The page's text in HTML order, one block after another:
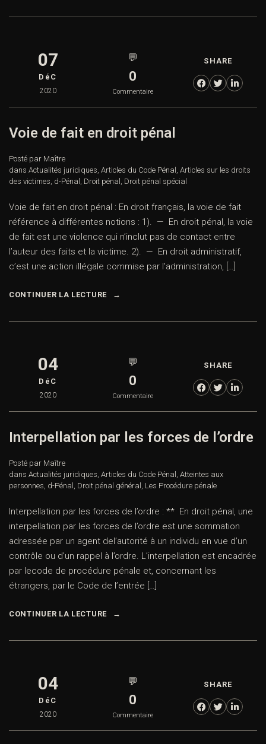
07
DéC
2020
💬
0
Commentaire
SHARE
Voie de fait en droit pénal
Posté par Maître
dans Actualités juridiques, Articles du Code Pénal , Articles sur les droits
des victimes, d-Pénal , Droit pénal , Droit pénal spécial
Voie de fait en droit pénal : En droit français, la voie de fait
référence à différentes notions : 1). — En droit pénal, la voie
de fait est une violence qui n’inclut pas de contact entre
l’auteur des faits et la victime. 2). — En droit administratif,
c’est une action illégale commise par l’administration, […]
CONTINUER LA LECTURE
04
DéC
2020
💬
0
Commentaire
SHARE
Interpellation par les forces de l’ordre
Posté par Maître
dans Actualités juridiques, Articles du Code Pénal , Atteintes aux
personnes, d-Pénal , Droit pénal général , Les Procédure pénale
Interpellation par les forces de l’ordre : ** En droit pénal, une
interpellation par les forces de l’ordre est une sommation
adressée par un agent del’autorité à un individu en vue d’un
contrôle ou d’un rappel à l’ordre. L’interpellation est encadrée
par lecode de procédure pénale et, concernant les
étrangers, par le Code de l’entrée […]
CONTINUER LA LECTURE
04
DéC
2020
💬
0
Commentaire
SHARE